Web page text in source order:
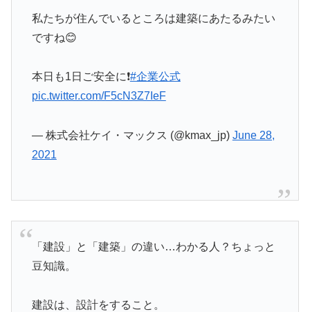
私たちが住んでいるところは建築にあたるみたい
ですね😊
本日も1日ご安全に❗️#企業公式
pic.twitter.com/F5cN3Z7IeF
— 株式会社ケイ・マックス (@kmax_jp) June 28,
2021
「建設」と「建築」の違い…わかる人？ちょっと
豆知識。
建設は、設計をすること。